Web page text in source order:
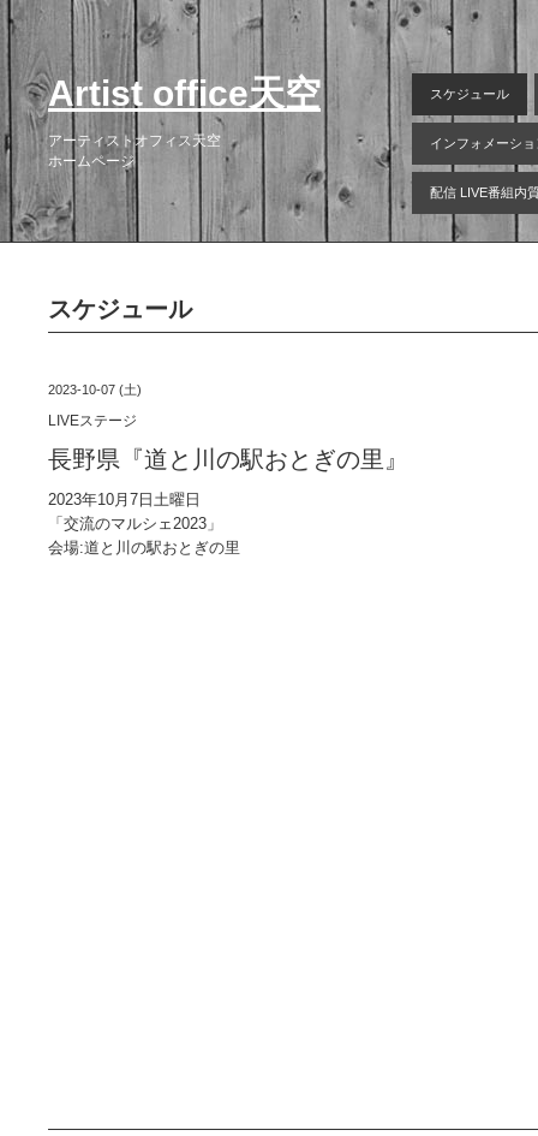
Artist office天空
アーティストオフィス天空
ホームページ
スケジュール
インフォメーショ
配信 LIVE番組内
スケジュール
2023-10-07 (土)
LIVEステージ
長野県『道と川の駅おとぎの里』
2023年10月7日土曜日
「交流のマルシェ2023」
会場:道と川の駅おとぎの里